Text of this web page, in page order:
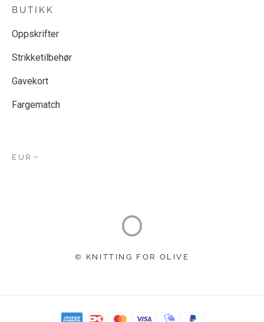
BUTIKK
Oppskrifter
Strikketilbehør
Gavekort
Fargematch
EUR
© KNITTING FOR OLIVE